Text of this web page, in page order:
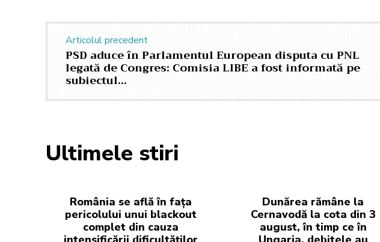
Articolul precedent
PSD aduce în Parlamentul European disputa cu PNL
legată de Congres: Comisia LIBE a fost informată pe
subiectul…
Ultimele stiri
România se află în fața
pericolului unui blackout
complet din cauza
Dunărea rămâne la
Cernavodă la cota din 3
august, în timp ce în